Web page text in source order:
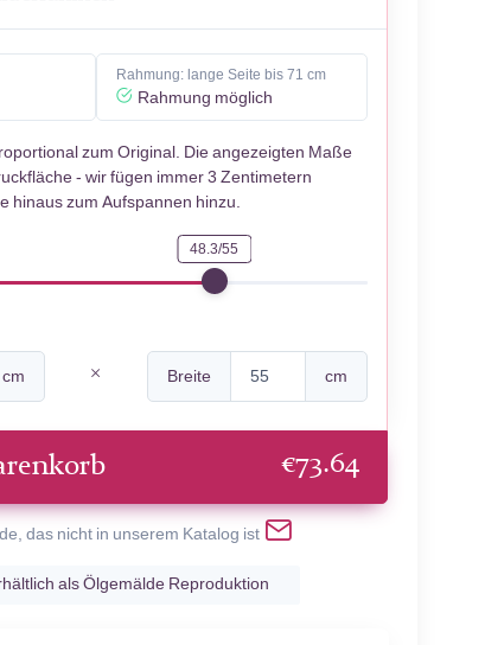
Rahmung: lange Seite bis 71 cm
Rahmung möglich
zum Original. Die angezeigten Maße
- wir fügen immer 3 Zentimetern
hinaus zum Aufspannen hinzu.
48.3/55
cm Breite cm
€73.64
das nicht in unserem Katalog ist
als Ölgemälde Reproduktion